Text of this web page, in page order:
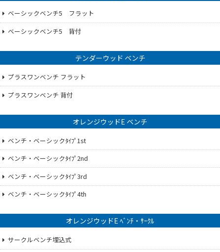
ベーシックベンチ5 フラット
ベーシックベンチ5 背付
テンダーウッド ベンチ
プラスワンベンチ フラット
プラスワンベンチ 背付
オレンジウッドE ベンチ
ベンチ・ベーシックﾀｲﾌﾟ1st
ベンチ・ベーシックﾀｲﾌﾟ2nd
ベンチ・ベーシックﾀｲﾌﾟ3rd
ベンチ・ベーシックﾀｲﾌﾟ4th
オレンジウッドE ﾍﾞﾝﾁ・ｻｰｸﾙ
サークルベンチ埋込式